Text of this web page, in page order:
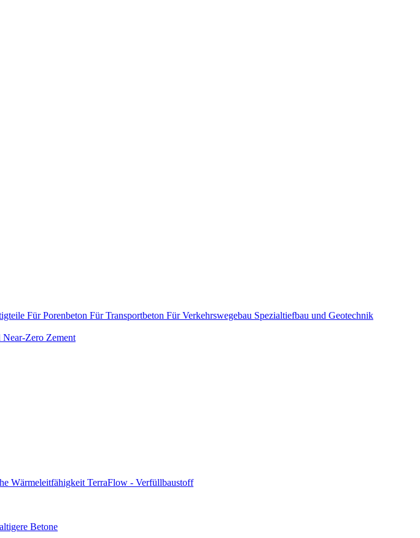
Für Porenbeton Für Transportbeton Für Verkehrswegebau Spezialtiefbau und Geotechnik
Zero Zement
Wärmeleitfähigkeit TerraFlow - Verfüllbaustoff
Betone